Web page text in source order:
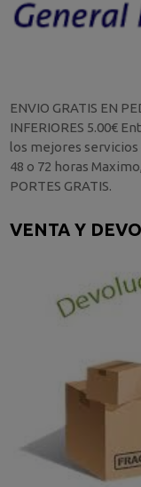
ENVIO GRATIS EN
INFERIORES 5.00€
los mejores
48 o 72 horas
PORTES GRATIS.
VENTA Y